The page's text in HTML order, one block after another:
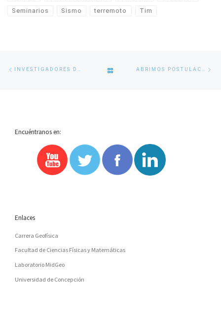
Seminarios Sismo terremoto Tim
de
INVESTIGADORES DE GEOFÍSICA UDEC PRESENTARON AVANCES EN MONITOREO Y PREDICCIÓN DE EVENTOS VOLVER
ENTRADAS
ABRIMOS POSTULACIONES A CURSO DE VERANO 2025
Encuéntranos en:
Enlaces
Carrera Geofísica
Facultad de Ciencias Físicas y Matemáticas
Laboratorio MidGeo
Universidad de Concepción